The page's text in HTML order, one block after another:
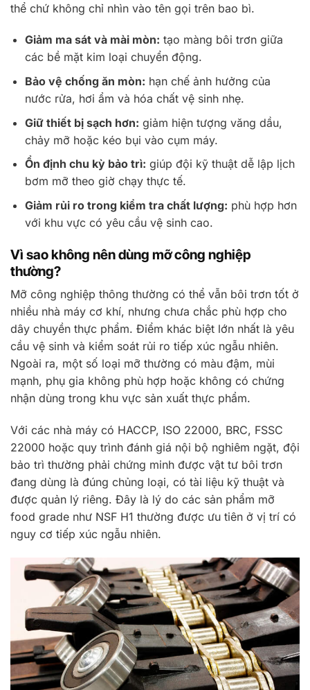
thể chứ không chỉ nhìn vào tên gọi trên bao bì.
Giảm ma sát và mài mòn: tạo màng bôi trơn giữa
các bề mặt kim loại chuyển động.
Bảo vệ chống ăn mòn: hạn chế ảnh hưởng của
nước rửa, hơi ẩm và hóa chất vệ sinh nhẹ.
Giữ thiết bị sạch hơn: giảm hiện tượng văng dầu,
chảy mỡ hoặc kéo bụi vào cụm máy.
Ổn định chu kỳ bảo trì: giúp đội kỹ thuật dễ lập lịch
bơm mỡ theo giờ chạy thực tế.
Giảm rủi ro trong kiểm tra chất lượng: phù hợp hơn
với khu vực có yêu cầu vệ sinh cao.
Vì sao không nên dùng mỡ công nghiệp
thường?
Mỡ công nghiệp thông thường có thể vẫn bôi trơn tốt ở
nhiều nhà máy cơ khí, nhưng chưa chắc phù hợp cho
dây chuyền thực phẩm. Điểm khác biệt lớn nhất là yêu
cầu vệ sinh và kiểm soát rủi ro tiếp xúc ngẫu nhiên.
Ngoài ra, một số loại mỡ thường có màu đậm, mùi
mạnh, phụ gia không phù hợp hoặc không có chứng
nhận dùng trong khu vực sản xuất thực phẩm.
Với các nhà máy có HACCP, ISO 22000, BRC, FSSC
22000 hoặc quy trình đánh giá nội bộ nghiêm ngặt, đội
bảo trì thường phải chứng minh được vật tư bôi trơn
đang dùng là đúng chủng loại, có tài liệu kỹ thuật và
được quản lý riêng. Đây là lý do các sản phẩm mỡ
food grade như NSF H1 thường được ưu tiên ở vị trí có
nguy cơ tiếp xúc ngẫu nhiên.